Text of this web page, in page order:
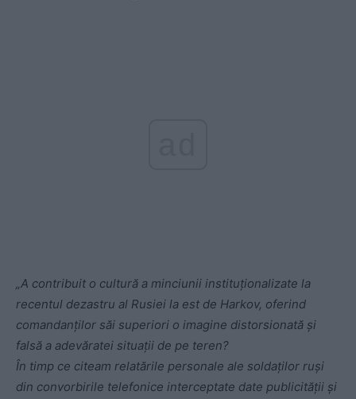
„A contribuit o cultură a minciunii instituționalizate la
recentul dezastru al Rusiei la est de Harkov, oferind
comandanților săi superiori o imagine distorsionată și
falsă a adevăratei situații de pe teren?
În timp ce citeam relatările personale ale soldaților ruși
din convorbirile telefonice interceptate date publicității și